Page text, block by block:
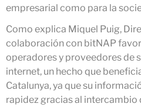
empresarial como para la
Como explica Miquel Puig,
colaboración con bitNAP
operadores y proveedores de
internet, un hecho que
Catalunya, ya que su
rapidez gracias al